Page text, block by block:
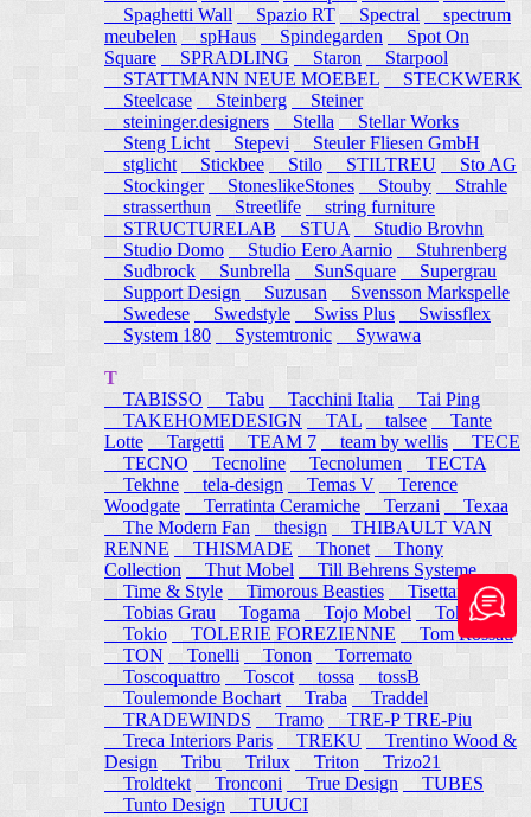
Spaghetti Wall
Spazio RT Spectral
spectrum
meubelen
spHaus Spindegarden
Spot On
Square
SPRADLING Staron
Starpool
STATTMANN NEUE MOEBEL
STECKWERK
Steelcase
Steinberg
Steiner
steininger.designers
Stella Stellar Works
Steng Licht
Stepevi
Steuler Fliesen GmbH
stglicht
Stickbee Stilo STILTREU
Sto AG
Stockinger
StoneslikeStones Stouby
Strahle
strasserthun
Streetlife
string furniture
STRUCTURELAB
STUA
Studio Brovhn
Studio Domo
Studio Eero Aarnio
Stuhrenberg
Sudbrock
Sunbrella SunSquare
Supergrau
Support Design
Suzusan
Svensson Markspelle
Swedese
Swedstyle Swiss Plus
Swissflex
System 180
Systemtronic Sywawa
T
TABISSO
Tabu Tacchini Italia
Tai Ping
TAKEHOMEDESIGN
TAL talsee
Tante
Lotte
Targetti TEAM 7 team by wellis
TECE
TECNO
Tecnoline Tecnolumen
TECTA
Tekhne
tela-design Temas V
Terence
Woodgate
Terratinta Ceramiche Terzani
Texaa
The Modern Fan
thesign
THIBAULT VAN
RENNE
THISMADE Thonet
Thony
Collection
Thut Mobel
Till Behrens Systeme
Time & Style
Timorous Beasties
Tisettanta
Tobias Grau
Togama Tojo Mobel
Token
Tokio
TOLERIE FOREZIENNE
Tom Rossau
TON
Tonelli Tonon
Torremato
Toscoquattro
Toscot tossa
tossB
Toulemonde Bochart
Traba
Traddel
TRADEWINDS
Tramo
TRE-P TRE-Piu
Treca Interiors Paris
TREKU
Trentino Wood &
Design
Tribu Trilux Triton
Trizo21
Troldtekt Tronconi True Design
TUBES
Tunto Design
TUUCI